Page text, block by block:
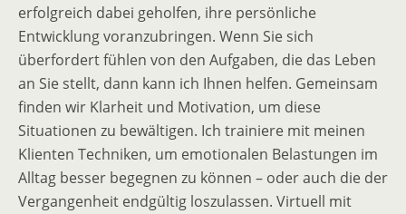
erfolgreich dabei geholfen, ihre persönliche
Entwicklung voranzubringen. Wenn Sie sich
überfordert fühlen von den Aufgaben, die das Leben
an Sie stellt, dann kann ich Ihnen helfen. Gemeinsam
finden wir Klarheit und Motivation, um diese
Situationen zu bewältigen. Ich trainiere mit meinen
Klienten Techniken, um emotionalen Belastungen im
Alltag besser begegnen zu können – oder auch die der
Vergangenheit endgültig loszulassen. Virtuell mit